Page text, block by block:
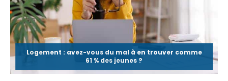
Logement : avez-vous du mal à en trouver comme
61 % des jeunes ?